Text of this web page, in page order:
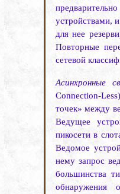
устройствами,
для нее
Повторные
сетевой
Асинхронные
Connection-Less
точек» между
Ведущее
пикосети в
Ведомое
нему запрос
большинства
обнаружения